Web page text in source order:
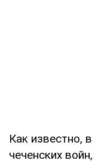
Как известно,
чеченских